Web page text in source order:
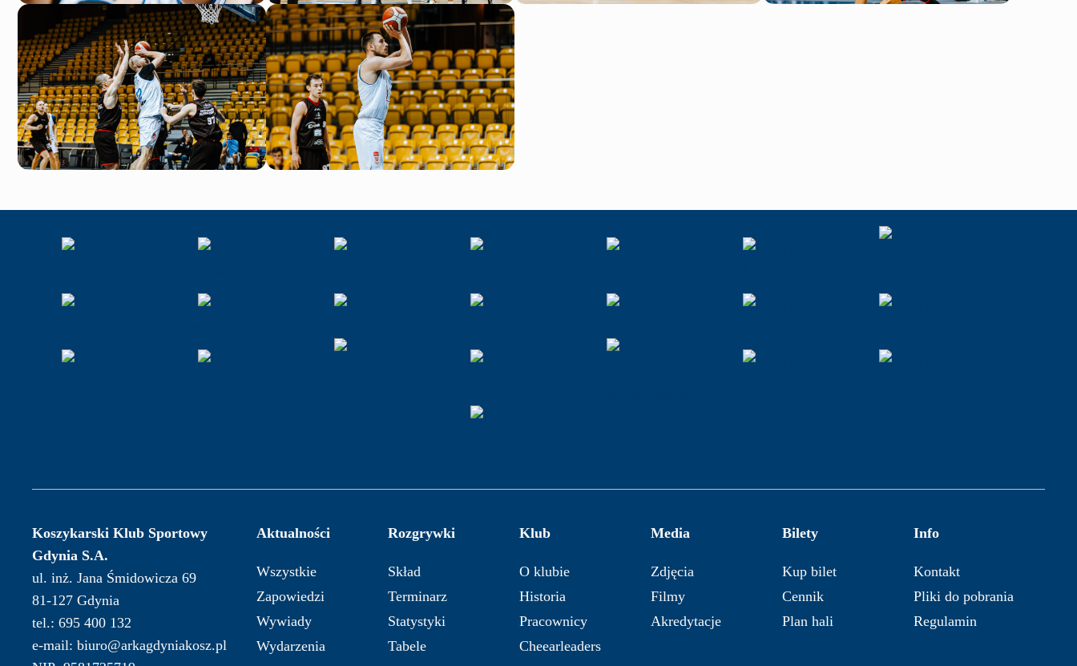
Koszykarski Klub Sportowy
Gdynia S.A.
ul. inż. Jana Śmidowicza 69
81-127 Gdynia
tel.: 695 400 132
e-mail: biuro@arkagdyniakosz.pl
Aktualności
Wszystkie
Zapowiedzi
Wywiady
Wydarzenia
Rozgrywki
Skład
Terminarz
Statystyki
Tabele
Klub
O klubie
Historia
Pracownicy
Cheearleaders
Media
Zdjęcia
Filmy
Akredytacje
Bilety
Kup bilet
Cennik
Plan hali
Info
Kontakt
Pliki do pobrania
Regulamin